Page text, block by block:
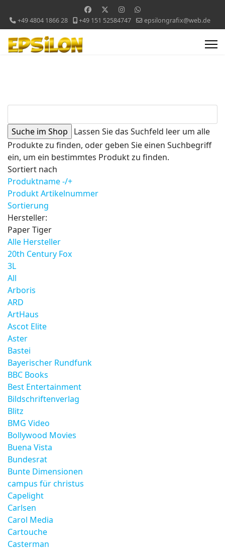
+49 4804 1866 28 +49 151 52584747 epsilongrafix@web.de
Lassen Sie das Suchfeld leer um alle
Produkte zu finden, oder geben Sie einen Suchbegriff
ein, um ein bestimmtes Produkt zu finden.
Sortiert nach
Produktname -/+
Produkt Artikelnummer
Sortierung
Hersteller:
Paper Tiger
Alle Hersteller
20th Century Fox
3L
All
Arboris
ARD
ArtHaus
Ascot Elite
Aster
Bastei
Bayerischer Rundfunk
BBC Books
Best Entertainment
Bildschriftenverlag
Blitz
BMG Video
Bollywood Movies
Buena Vista
Bundesrat
Bunte Dimensionen
campus für christus
Capelight
Carlsen
Carol Media
Cartouche
Casterman